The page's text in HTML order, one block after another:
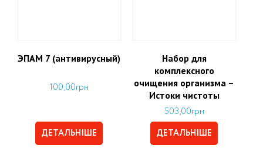
ЭПАМ 7 (антивирусный)
100,00грн
ДЕТАЛЬНІШЕ
Набор для
комплексного
очищения организма –
Истоки чистоты
503,00грн
ДЕТАЛЬНІШЕ